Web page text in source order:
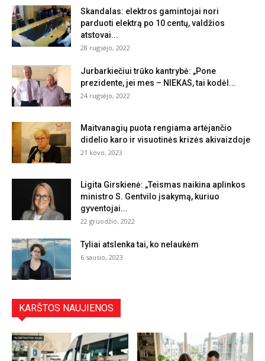
Skandalas: elektros gamintojai nori
parduoti elektrą po 10 centų, valdžios
atstovai...
28 rugsėjo, 2022
Jurbarkiečiui trūko kantrybė: „Pone
prezidente, jei mes – NIEKAS, tai kodėl...
24 rugsėjo, 2022
Maitvanagių puota rengiama artėjančio
didelio karo ir visuotinės krizės akivaizdoje
21 kovo, 2023
Ligita Girskienė: „Teismas naikina aplinkos
ministro S. Gentvilo įsakymą, kuriuo
gyventojai...
22 gruodžio, 2022
Tyliai atslenka tai, ko nelaukėm
6 sausio, 2023
KARŠTOS NAUJIENOS